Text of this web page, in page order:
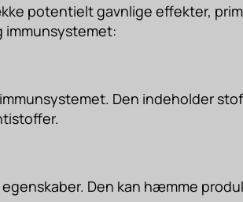
potentielt gavnlige effekter,
immunsystemet:
Den indeholder
Den kan hæmme